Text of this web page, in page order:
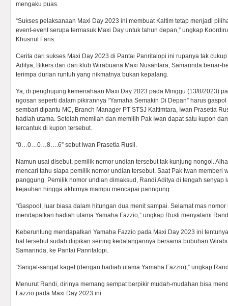
mengaku puas.
“Sukses pelaksanaan Maxi Day 2023 ini membuat Kaltim tetap menjadi
event-event serupa termasuk Maxi Day untuk tahun depan,” ungkap
Khusnul Faris.
Cerita dari sukses Maxi Day 2023 di Pantai Panritalopi ini rupanya tak
Aditya, Bikers dari dari klub Wirabuana Maxi Nusantara, Samarinda benar-
terimpa durian runtuh yang nikmatnya bukan kepalang.
Ya, di penghujung kemeriahaan Maxi Day 2023 pada Minggu (13/8/2023)
ngosan seperti dalam pikirannya “Yamaha Semakin Di Depan” harus
sembari dipantu MC, Branch Manager PT STSJ Kaltimtara, Iwan Prasetia
hadiah utama. Setelah memilah dan memilih Pak Iwan dapat satu kupon
tercantuk di kupon tersebut.
“0…0…0…8….6” sebut Iwan Prasetia Rusli.
Namun usai disebut, pemilik nomor undian tersebut tak kunjung nongol.
mencari tahu siapa pemilik nomor undian tersebut. Saat Pak Iwan memberi
panggung. Pemilik nomor undian dimaksud, Randi Aditya di tengah senyap
kejauhan hingga akhirnya mampu mencapai panngung.
“Gaspool, luar biasa dalam hitungan dua menit sampai. Selamat mas
mendapatkan hadiah utama Yamaha Fazzio,” ungkap Rusli menyalami
Keberuntung mendapatkan Yamaha Fazzio pada Maxi Day 2023 ini
hal tersebut sudah diipikan seiring kedatangannya bersama bubuhan
Samarinda, ke Pantai Panritalopi.
“Sangat-sangat kaget (dengan hadiah utama Yamaha Fazzio),” ungkap
Menurut Randi, dirinya memang sempat berpikir mudah-mudahan bisa
Fazzio pada Maxi Day 2023 ini.